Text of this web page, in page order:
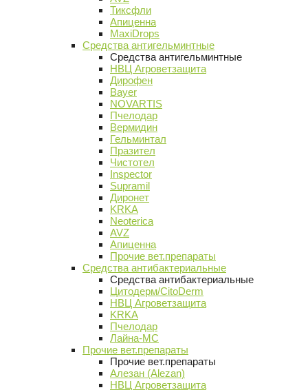
Тиксфли
Апиценна
MaxiDrops
Средства антигельминтные
Средства антигельминтные
НВЦ Агроветзащита
Дирофен
Bayer
NOVARTIS
Пчелодар
Вермидин
Гельминтал
Празител
Чистотел
Inspector
Supramil
Диронет
KRKA
Neoterica
AVZ
Апиценна
Прочие вет.препараты
Средства антибактериальные
Средства антибактериальные
Цитодерм/CitoDerm
НВЦ Агроветзащита
KRKA
Пчелодар
Лайна-МС
Прочие вет.препараты
Прочие вет.препараты
Алезан (Alezan)
НВЦ Агроветзащита